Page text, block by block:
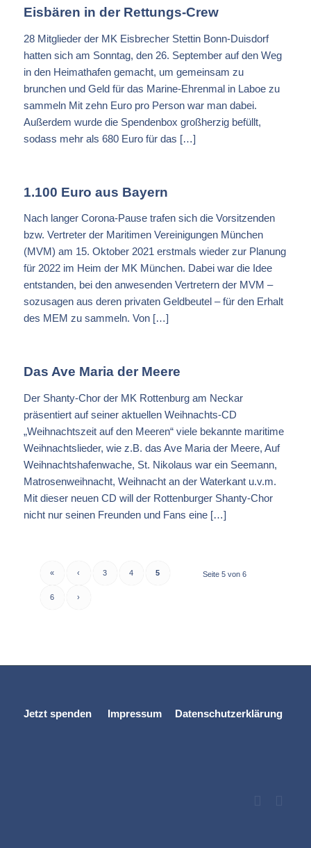
Eisbären in der Rettungs-Crew
28 Mitglieder der MK Eisbrecher Stettin Bonn-Duisdorf
hatten sich am Sonntag, den 26. September auf den Weg
in den Heimathafen gemacht, um gemeinsam zu
brunchen und Geld für das Marine-Ehrenmal in Laboe zu
sammeln Mit zehn Euro pro Person war man dabei.
Außerdem wurde die Spendenbox großherzig befüllt,
sodass mehr als 680 Euro für das […]
1.100 Euro aus Bayern
Nach langer Corona-Pause trafen sich die Vorsitzenden
bzw. Vertreter der Maritimen Vereinigungen München
(MVM) am 15. Oktober 2021 erstmals wieder zur Planung
für 2022 im Heim der MK München. Dabei war die Idee
entstanden, bei den anwesenden Vertretern der MVM –
sozusagen aus deren privaten Geldbeutel – für den Erhalt
des MEM zu sammeln. Von […]
Das Ave Maria der Meere
Der Shanty-Chor der MK Rottenburg am Neckar
präsentiert auf seiner aktuellen Weihnachts-CD
„Weihnachtszeit auf den Meeren“ viele bekannte maritime
Weihnachtslieder, wie z.B. das Ave Maria der Meere, Auf
Weihnachtshafenwache, St. Nikolaus war ein Seemann,
Matrosenweihnacht, Weihnacht an der Waterkant u.v.m.
Mit dieser neuen CD will der Rottenburger Shanty-Chor
nicht nur seinen Freunden und Fans eine […]
Seite 5 von 6
« ‹ 3 4 5
6 ›
Jetzt spenden Impressum Datenschutzerklärung